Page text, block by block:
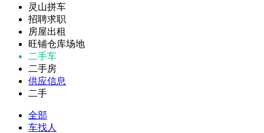
灵山拼车
招聘求职
房屋出租
旺铺仓库场地
二手车
二手房
供应信息
二手
全部
车找人